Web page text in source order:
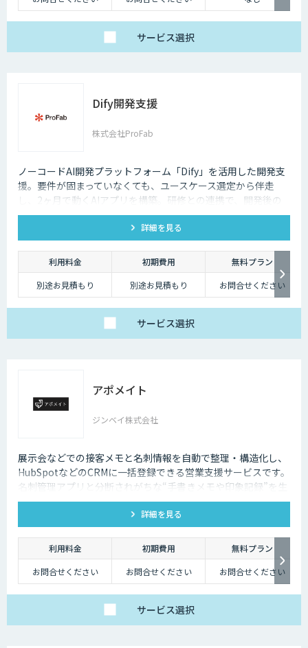
サービス選択
Dify開発支援
株式会社ProFab
ノーコードAI開発プラットフォーム「Dify」を活用した開発支
援。要件が固まっていなくても、ユースケース選定から伴走
し、2ヶ月で動くAIアプリを構築。研修との連携で、開発後の
内製化・自走までサポートします。
詳細を見る
利用料金 初期費用
無料プラン
別途お見積もり
別途お見積もり お問合せください
サービス選択
アポメイト
ジンベイ株式会社
展示会などでの接客メモと名刺情報を自動で整理・構造化し、
HubSpotなどのCRMに一括登録できる営業支援サービスです。
名刺管理アプリと分断されがちな“手書きメモや印象記録”を生
成AIで読み取ります。
詳細を見る
利用料金 初期費用
無料プラン
お問合せください
お問合せください お問合せください
サービス選択